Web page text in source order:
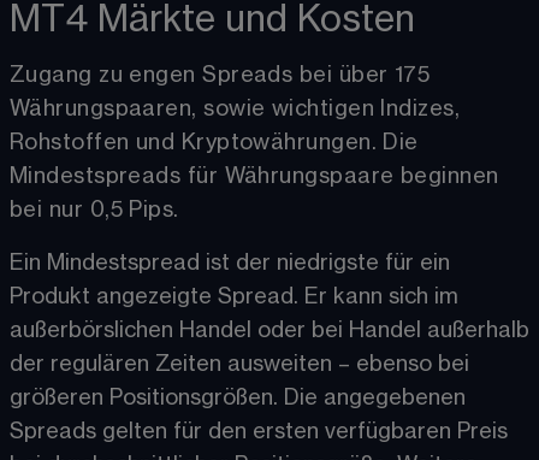
MT4 Märkte und Kosten
Zugang zu engen Spreads bei über 175
Währungspaaren, sowie wichtigen Indizes,
Rohstoffen und Kryptowährungen. Die
Mindestspreads für Währungspaare beginnen
bei nur 0,5 Pips.
Ein Mindestspread ist der niedrigste für ein
Produkt angezeigte Spread. Er kann sich im
außerbörslichen Handel oder bei Handel außerhalb
der regulären Zeiten ausweiten – ebenso bei
größeren Positionsgrößen. Die angegebenen
Spreads gelten für den ersten verfügbaren Preis